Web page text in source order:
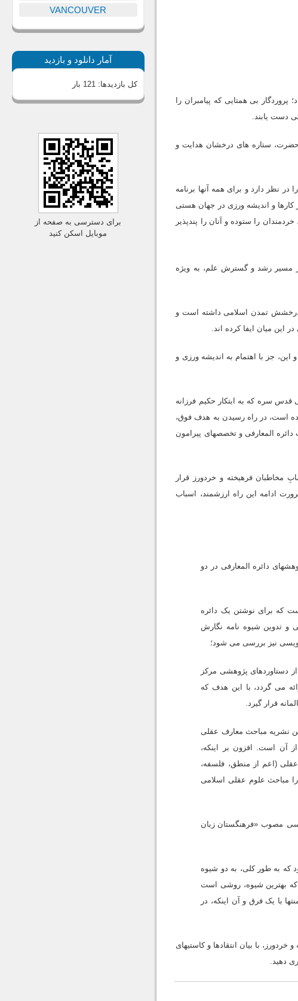
بى همتایى که پیامبران را
دست یابند.
حضرت، ستاره هاى درخشان هدایت و
نظر دارد و براى همه آنها برنامه
کارها و اندیشه ورزى در جهان هستى
را ستوده و آنان را پندپذیر
مسیر رشد و گسترش علم، به ویژه
و درخشش تمدن اسلامى داشته است و
این میان ایفا کرده اند.
جز با اهتمام به اندیشه ورزى و
سره که به ابتکار حکیم فرزانه
است، در راه رسیدن به هدف فوق،
دائره المعارفى و تخصصهاى پیرامون
فرهیخته و خردورز قرار
ادامه این راه ارزشمند، اسباب
دائره المعارفى در دو
که براى نوشتن یک دائره
و تدوین شیوه نامه نگارش
نیز بررسى مى شود؛
دستاوردهاى پژوهشى مرکز
مى گردد، با این هدف که
قرار گیرد.
نشریه مباحث معارف عقلى
از آن است. افزون بر اینکه،
عقلى (اعم از منطق، فلسفه،
مباحث علوم عقلى اسلامى
مصوب «فرهنگستان زبان
که به طور کلى، به دو شیوه
که بهترین شیوه، روشى است
با یک فرق و آن اینکه، در
با بیان انتقادها و کاستیهاى
دهید.
VANCOUVER
آمار دانلود و بازدید
کل بازدیدها:121 بار
برای دسترسی به صفحه از
موبایل اسکن کنید